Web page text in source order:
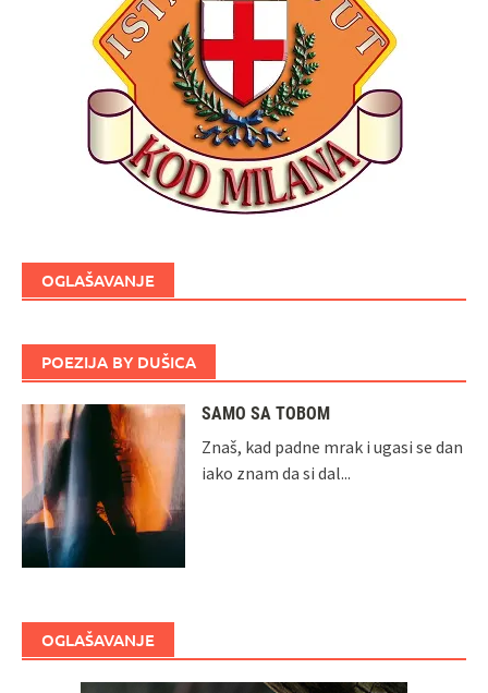
OGLAŠAVANJE
POEZIJA BY DUŠICA
SAMO SA TOBOM
Znaš, kad padne mrak i ugasi se dan
iako znam da si dal...
OGLAŠAVANJE